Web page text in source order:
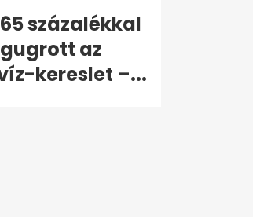
százalékkal
az
kereslet –...